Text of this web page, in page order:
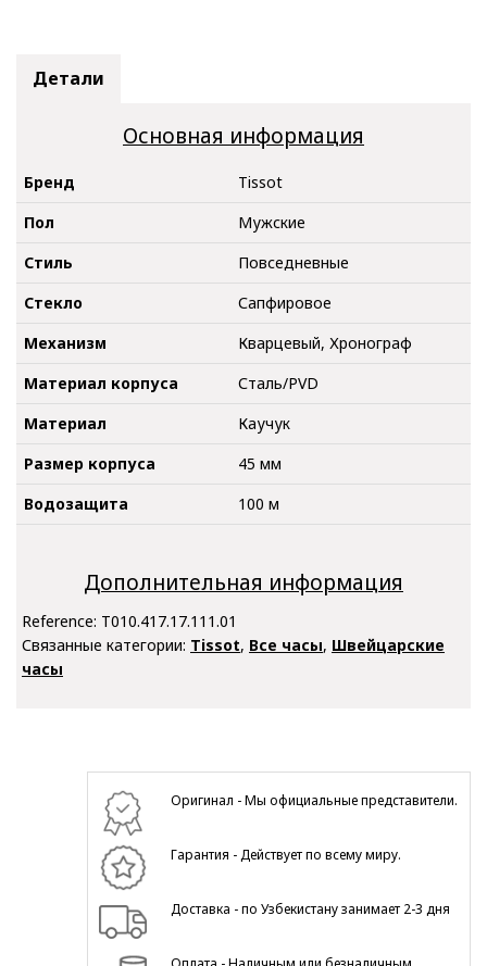
Детали
Основная информация
Бренд
Tissot
Пол
Мужские
Стиль
Повседневные
Стекло
Сапфировое
Механизм
Кварцевый, Хронограф
Материал корпуса
Сталь/PVD
Материал
Каучук
Размер корпуса
45 мм
Водозащита
100 м
Дополнительная информация
Reference: T010.417.17.111.01
Связанные категории: Tissot, Все часы, Швейцарские
часы
Оригинал - Мы официальные представители.
Гарантия - Действует по всему миру.
Доставка - по Узбекистану занимает 2-3 дня